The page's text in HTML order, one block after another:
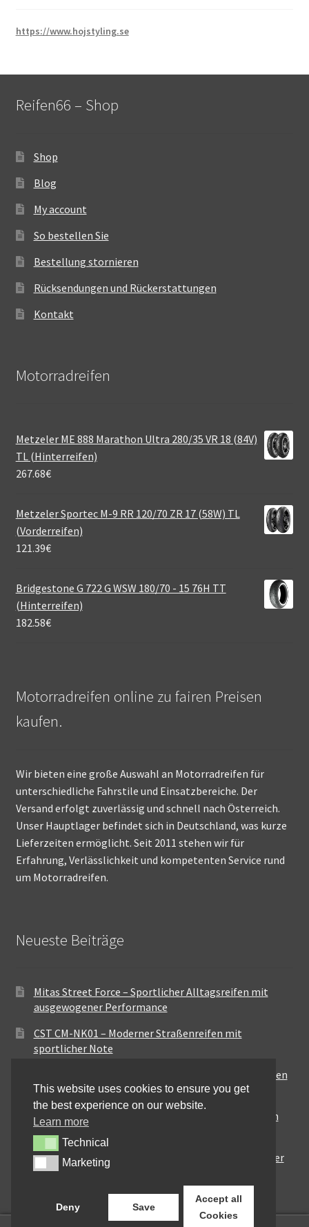
https://www.hojstyling.se
Reifen66 – Shop
Shop
Blog
My account
So bestellen Sie
Bestellung stornieren
Rücksendungen und Rückerstattungen
Kontakt
Motorradreifen
Metzeler ME 888 Marathon Ultra 280/35 VR 18 (84V)
TL (Hinterreifen)
267.68€
Metzeler Sportec M-9 RR 120/70 ZR 17 (58W) TL
(Vorderreifen)
121.39€
Bridgestone G 722 G WSW 180/70 - 15 76H TT
(Hinterreifen)
182.58€
Motorradreifen online zu fairen Preisen
kaufen.
Wir bieten eine große Auswahl an Motorradreifen für
unterschiedliche Fahrstile und Einsatzbereiche. Der
Versand erfolgt zuverlässig und schnell nach Österreich.
Unser Hauptlager befindet sich in Deutschland, was kurze
Lieferzeiten ermöglicht. Seit 2011 stehen wir für
Erfahrung, Verlässlichkeit und kompetenten Service rund
um Motorradreifen.
Neueste Beiträge
Mitas Street Force – Sportlicher Alltagsreifen mit
ausgewogener Performance
CST CM-NK01 – Moderner Straßenreifen mit
sportlicher Note
Maxxis MA-ST3 – Ausgewogener Sport-Touring-Reifen
für vielseitige Einsätze
Pirelli City Demon – Zuverlässigkeit für den urbanen
Alltag
Metzeler Perfect ME77 – Klassische Optik mit solider
Straßenperformance
This website uses cookies to ensure you get
the best experience on our website.
Learn more
TechnicalTechnical
MarketingMarketing
Deny Save
Accept all
Cookies